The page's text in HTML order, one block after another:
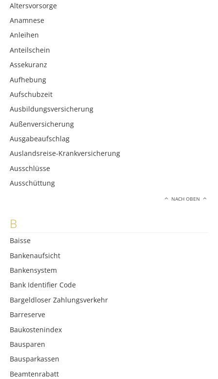
Altersvorsorge
Anamnese
Anleihen
Anteilschein
Assekuranz
Aufhebung
Aufschubzeit
Ausbildungsversicherung
Außenversicherung
Ausgabeaufschlag
Auslandsreise-Krankversicherung
Ausschlüsse
Ausschüttung
NACH OBEN
B
Baisse
Bankenaufsicht
Bankensystem
Bank Identifier Code
Bargeldloser Zahlungsverkehr
Barreserve
Baukostenindex
Bausparen
Bausparkassen
Beamtenrabatt